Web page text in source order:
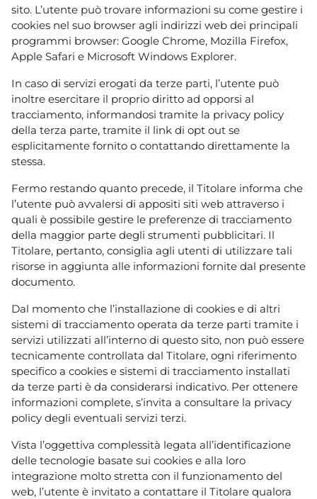
sito. L’utente può trovare informazioni su come gestire i
cookies nel suo browser agli indirizzi web dei principali
programmi browser: Google Chrome, Mozilla Firefox,
Apple Safari e Microsoft Windows Explorer.
In caso di servizi erogati da terze parti, l’utente può
inoltre esercitare il proprio diritto ad opporsi al
tracciamento, informandosi tramite la privacy policy
della terza parte, tramite il link di opt out se
esplicitamente fornito o contattando direttamente la
stessa.
Fermo restando quanto precede, il Titolare informa che
l’utente può avvalersi di appositi siti web attraverso i
quali è possibile gestire le preferenze di tracciamento
della maggior parte degli strumenti pubblicitari. Il
Titolare, pertanto, consiglia agli utenti di utilizzare tali
risorse in aggiunta alle informazioni fornite dal presente
documento.
Dal momento che l’installazione di cookies e di altri
sistemi di tracciamento operata da terze parti tramite i
servizi utilizzati all’interno di questo sito, non può essere
tecnicamente controllata dal Titolare, ogni riferimento
specifico a cookies e sistemi di tracciamento installati
da terze parti è da considerarsi indicativo. Per ottenere
informazioni complete, s’invita a consultare la privacy
policy degli eventuali servizi terzi.
Vista l’oggettiva complessità legata all’identificazione
delle tecnologie basate sui cookies e alla loro
integrazione molto stretta con il funzionamento del
web, l’utente è invitato a contattare il Titolare qualora